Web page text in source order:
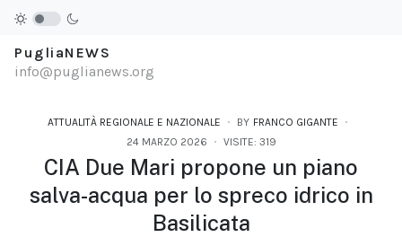
PugliaNEWS
info@puglianews.org
ATTUALITÀ REGIONALE E NAZIONALE BY FRANCO GIGANTE
24 MARZO 2026
VISITE: 319
CIA Due Mari propone un piano
salva-acqua per lo spreco idrico in
Basilicata